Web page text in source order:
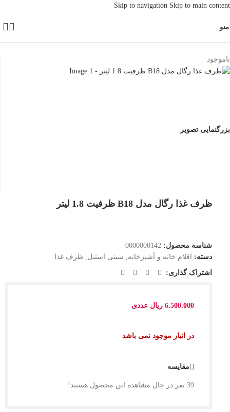
Skip to navigation Skip to main content
منو
ناموجود
بزرگنمایی تصویر
ظرف غذا رگال مدل B18 ظرفیت 1.8 لیتر
شناسه محصول: 0000000142
دسته:
اقلام خانه و آشپزخانه سینی استیل ظرف غذا
اشتراک گذاری:
6.500.000 ریال عددی
در انبار موجود نمی باشد
مقایسه
39 نفر در حال مشاهده این محصول هستند!